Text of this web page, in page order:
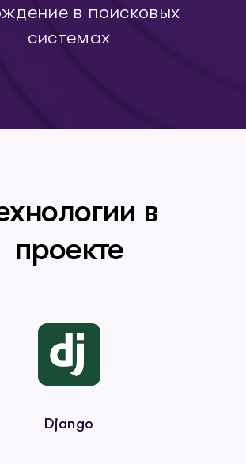
в поисковых
системах
в
проекте
Django